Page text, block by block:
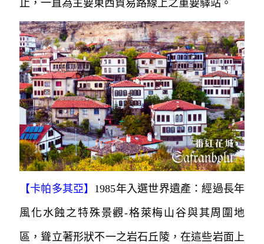
止，一直為主要東西貿易路線上之重要驛站。
【卡帕多其亞】 1985年入選世界遺產：經過長年
風化水蝕之特殊景觀-格萊梅山谷與其周圍地
區，聳立著形狀不一之岩石丘陵，在這些岩面上